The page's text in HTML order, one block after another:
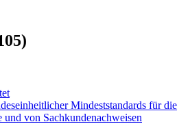
)
Mindeststandards für die
von Sachkundenachweisen